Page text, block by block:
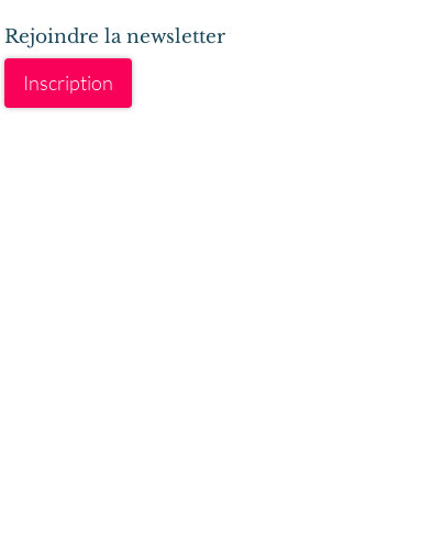
Rejoindre la newsletter
Inscription